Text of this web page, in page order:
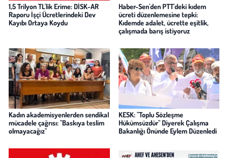
1,5 Trilyon TL'lik Erime: DİSK-AR
Raporu İşçi Ücretlerindeki Dev
Kayıbı Ortaya Koydu
Haber-Sen'den PTT'deki kıdem
ücreti düzenlemesine tepki:
Kıdemde adalet, ücrette eşitlik,
çalışmada barış istiyoruz
Kadın akademisyenlerden sendikal
mücadele çağrısı: "Baskıya teslim
olmayacağız"
KESK: "Toplu Sözleşme
Hükümsüzdür" Diyerek Çalışma
Bakanlığı Önünde Eylem Düzenledi